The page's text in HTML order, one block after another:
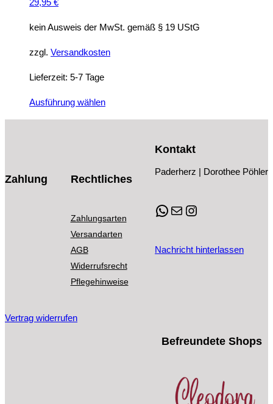
auf
Produktseite
29,95 €
kein Ausweis der MwSt. gemäß § 19 UStG
zzgl. Versandkosten
Lieferzeit: 5-7 Tage
Ausführung wählenDieses
Produkt
auf.
Zahlung Rechtliches
Zahlungsarten
Versandarten
AGB
Widerrufsrecht
Pflegehinweise
Kontakt
Paderherz | Dorothee Pöhler
WhatsApp
E-MailInstagram
Nachricht hinterlassen
Vertrag widerrufen
Befreundete Shops